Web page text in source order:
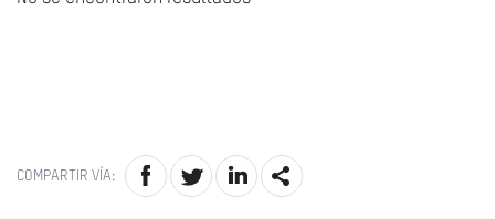
COMPARTIR VÍA: